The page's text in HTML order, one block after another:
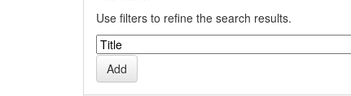
Use filters to refine the search results.